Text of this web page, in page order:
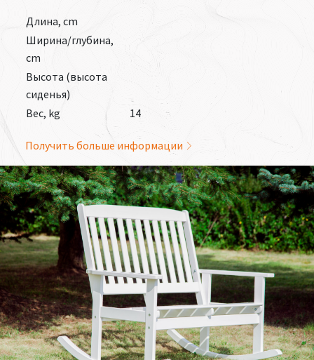
Длина, cm
Ширина/глубина,
cm
Высота (высота
сиденья)
Вес, kg
14
Получить больше информации